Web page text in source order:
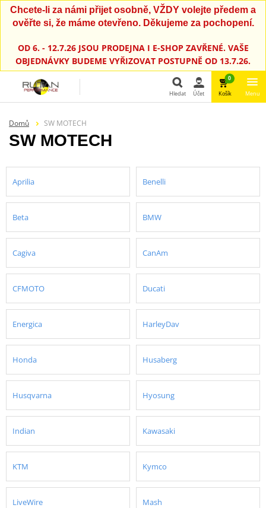
Chcete-li za námi přijet osobně, VŽDY volejte předem a
ověřte si, že máme otevřeno. Děkujeme za pochopení.
OD 6. - 12.7.26 JSOU PRODEJNA I E-SHOP ZAVŘENÉ. VAŠE
OBJEDNÁVKY BUDEME VYŘIZOVAT POSTUPNĚ OD 13.7.26.
Hledat Účet
0
Košík Menu
Domů SW MOTECH
SW MOTECH
Aprilia Benelli
Beta BMW
Cagiva CanAm
CFMOTO Ducati
Energica HarleyDav
Honda Husaberg
Husqvarna Hyosung
Indian Kawasaki
KTM Kymco
LiveWire Mash